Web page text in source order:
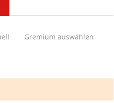
Gremium auswählen